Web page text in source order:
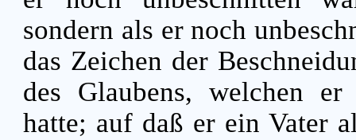
sondern als er noch
das Zeichen der
des Glaubens, welchen
hatte; auf daß er ein Vater